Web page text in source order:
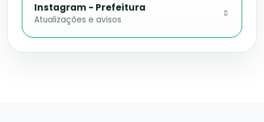
Instagram - Prefeitura
Atualizações e avisos